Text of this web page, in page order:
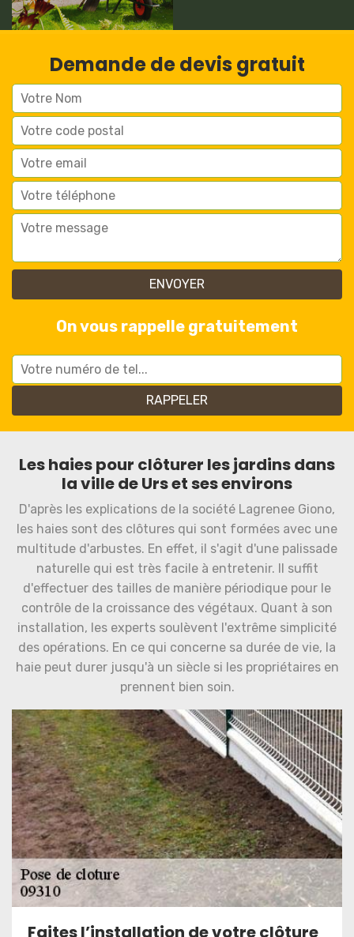
Demande de devis gratuit
On vous rappelle gratuitement
Les haies pour clôturer les jardins dans
la ville de Urs et ses environs
D'après les explications de la société Lagrenee Giono,
les haies sont des clôtures qui sont formées avec une
multitude d'arbustes. En effet, il s'agit d'une palissade
naturelle qui est très facile à entretenir. Il suffit
d'effectuer des tailles de manière périodique pour le
contrôle de la croissance des végétaux. Quant à son
installation, les experts soulèvent l'extrême simplicité
des opérations. En ce qui concerne sa durée de vie, la
haie peut durer jusqu'à un siècle si les propriétaires en
prennent bien soin.
Faites l’installation de votre clôture